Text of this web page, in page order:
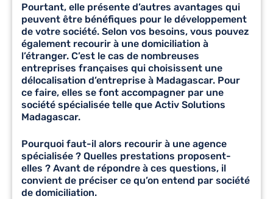
Pourtant, elle présente d’autres avantages qui
peuvent être bénéfiques pour le développement
de votre société. Selon vos besoins, vous pouvez
également recourir à une domiciliation à
l’étranger. C’est le cas de nombreuses
entreprises françaises qui choisissent une
délocalisation d’entreprise à Madagascar. Pour
ce faire, elles se font accompagner par une
société spécialisée telle que Activ Solutions
Madagascar.
Pourquoi faut-il alors recourir à une agence
spécialisée ? Quelles prestations proposent-
elles ? Avant de répondre à ces questions, il
convient de préciser ce qu’on entend par société
de domiciliation.